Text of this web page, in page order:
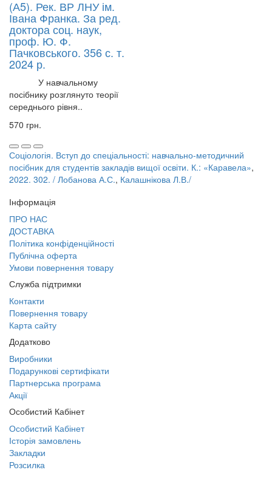
(А5). Рек. ВР ЛНУ ім.
Івана Франка. За ред.
доктора соц. наук,
проф. Ю. Ф.
Пачковського. 356 с. т.
2024 р.
У навчальному
посібнику розглянуто теорії
середнього рівня..
570 грн.
Соціологія. Вступ до спеціальності: навчально-методичний
посібник для студентів закладів вищої освіти. К.: «Каравела»,
2022. 302. / Лобанова А.С., Калашнікова Л.В./
Інформація
ПРО НАС
ДОСТАВКА
Політика конфіденційності
Публічна оферта
Умови повернення товару
Служба підтримки
Контакти
Повернення товару
Карта сайту
Додатково
Виробники
Подарункові сертифікати
Партнерська програма
Акції
Особистий Кабінет
Особистий Кабінет
Історія замовлень
Закладки
Розсилка